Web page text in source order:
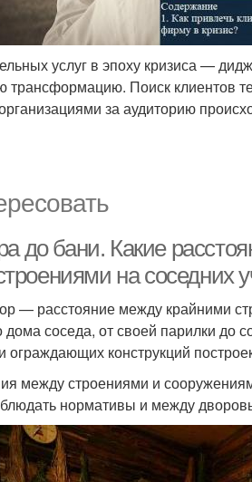
услуг в эпоху кризиса —
трансформацию. Поиск клиентов
за аудиторию
до бани. Какие
на соседних
— расстояние между крайними
соседа, от своей парилки до
конструкций
между строениями и
нормативы и между